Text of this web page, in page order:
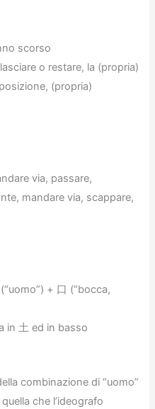
scorso
o restare, la (propria)
(propria)
via, passare,
mandare via, scappare,
+ 口 (“bocca,
in 土 ed in basso
combinazione di “uomo”
che l’ideografo